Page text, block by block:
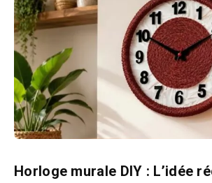
Horloge murale DIY : L’idée